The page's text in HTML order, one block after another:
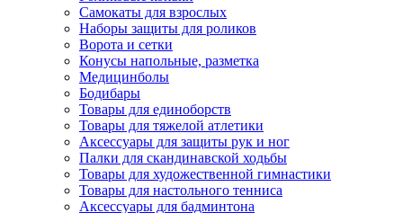
Самокаты для взрослых
Наборы защиты для роликов
Ворота и сетки
Конусы напольные, разметка
Медицинболы
Бодибары
Товары для единоборств
Товары для тяжелой атлетики
Аксессуары для защиты рук и ног
Палки для скандинавской ходьбы
Товары для художественной гимнастики
Товары для настольного тенниса
Аксессуары для бадминтона